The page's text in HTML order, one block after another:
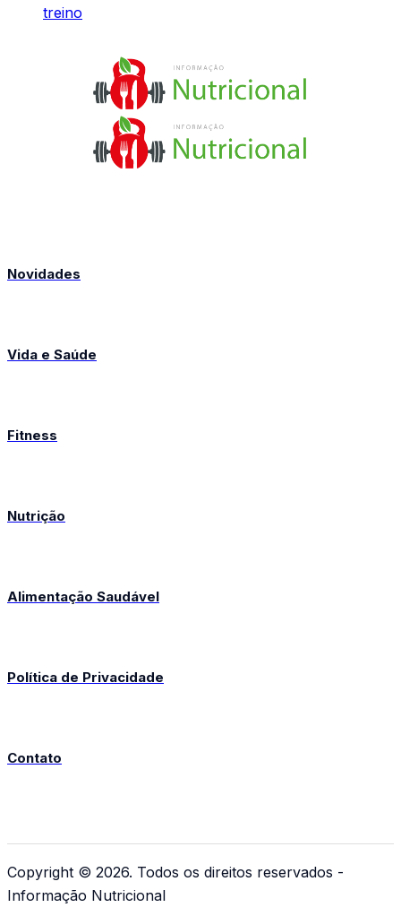
treino
Novidades
Vida e Saúde
Fitness
Nutrição
Alimentação Saudável
Política de Privacidade
Contato
Copyright © 2026. Todos os direitos reservados -
Informação Nutricional